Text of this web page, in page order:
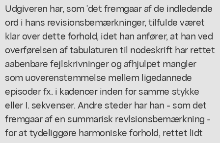
Udgiveren har, som 'det fremgaar af de indledende
ord i hans revisionsbemærkninger, tilfulde været
klar over dette forhold, idet han anfører, at han ved
overførelsen af tabulaturen til nodeskrift har rettet
aabenbare fejlskrivninger og afhjulpet mangler
som uoverenstemmelse mellem ligedannede
episoder fx. i kadencer inden for samme stykke
eller I. sekvenser. Andre steder har han - som det
fremgaar af en summarisk revlsionsbemærkning -
for at tydeliggøre harmoniske forhold, rettet lidt